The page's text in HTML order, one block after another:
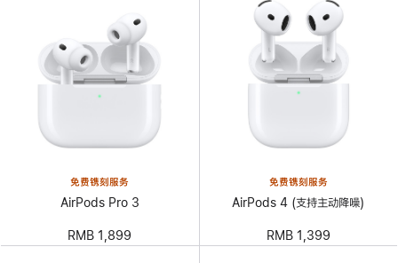
免费镌刻服务
AirPods Pro 3
RMB 1,899
免费镌刻服务
AirPods 4 (支持主动降噪)
RMB 1,399